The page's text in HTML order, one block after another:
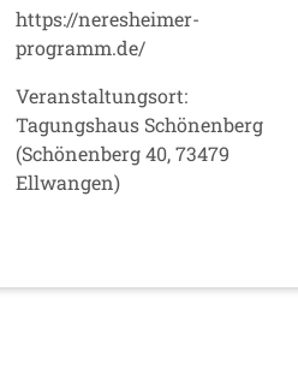
https://neresheimer-
programm.de/
Veranstaltungsort:
Tagungshaus Schönenberg
(Schönenberg 40, 73479
Ellwangen)